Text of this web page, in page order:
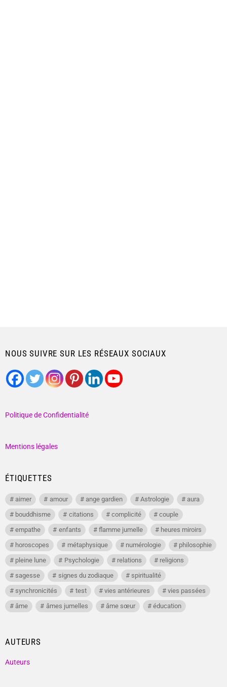
NOUS SUIVRE SUR LES RÉSEAUX SOCIAUX
Politique de Confidentialité
Mentions légales
ÉTIQUETTES
aimer amour ange gardien Astrologie
aura
bouddhisme
citations complicité
couple
empathe
enfants flamme jumelle
heures miroirs
horoscopes
métaphysique numérologie
philosophie
pleine lune
Psychologie relations
religions
sagesse
signes du zodiaque
spiritualité
synchronicités
test vies antérieures
vies passées
âme
âmes jumelles âme sœur éducation
AUTEURS
Auteurs